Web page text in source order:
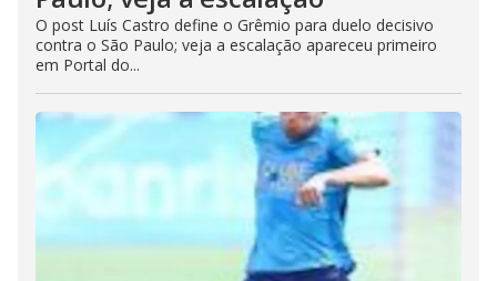
O post Luís Castro define o Grêmio para duelo decisivo
contra o São Paulo; veja a escalação apareceu primeiro
em Portal do...